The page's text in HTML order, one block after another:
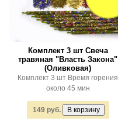
Комплект 3 шт Свеча
травяная "Власть Закона"
(Оливковая)
Комплект 3 шт Время горения
около 45 мин
149 руб.